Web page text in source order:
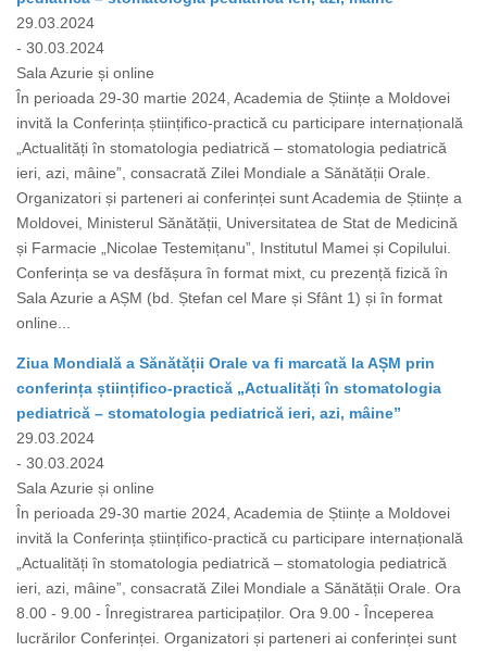
29.03.2024
- 30.03.2024
Sala Azurie și online
În perioada 29-30 martie 2024, Academia de Științe a Moldovei
invită la Conferința științifico-practică cu participare internațională
„Actualități în stomatologia pediatrică – stomatologia pediatrică
ieri, azi, mâine”, consacrată Zilei Mondiale a Sănătății Orale.
Organizatori și parteneri ai conferinței sunt Academia de Științe a
Moldovei, Ministerul Sănătății, Universitatea de Stat de Medicină
și Farmacie „Nicolae Testemițanu”, Institutul Mamei și Copilului.
Conferința se va desfășura în format mixt, cu prezență fizică în
Sala Azurie a AȘM (bd. Ștefan cel Mare și Sfânt 1) și în format
online...
Ziua Mondială a Sănătății Orale va fi marcată la AȘM prin
conferința științifico-practică „Actualități în stomatologia
pediatrică – stomatologia pediatrică ieri, azi, mâine”
29.03.2024
- 30.03.2024
Sala Azurie și online
În perioada 29-30 martie 2024, Academia de Științe a Moldovei
invită la Conferința științifico-practică cu participare internațională
„Actualități în stomatologia pediatrică – stomatologia pediatrică
ieri, azi, mâine”, consacrată Zilei Mondiale a Sănătății Orale. Ora
8.00 - 9.00 - Înregistrarea participaților. Ora 9.00 - Începerea
lucrărilor Conferinței. Organizatori și parteneri ai conferinței sunt